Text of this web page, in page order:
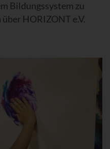
Bildungssystem zu
HORIZONT e.V.